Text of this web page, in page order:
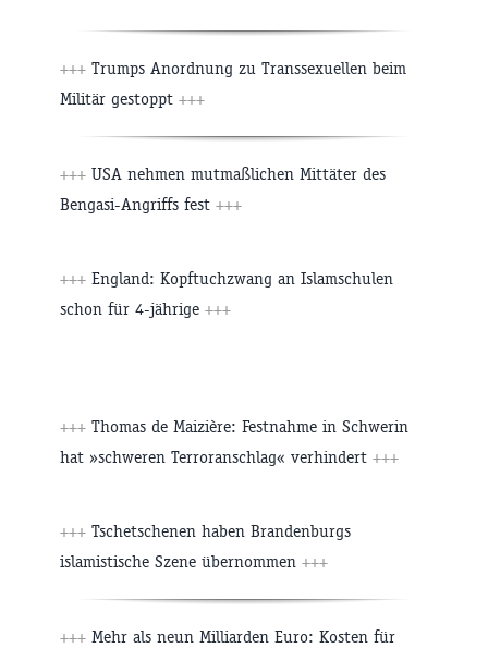
+++ Trumps Anordnung zu Transsexuellen beim
Militär gestoppt +++
+++ USA nehmen mutmaßlichen Mittäter des
Bengasi-Angriffs fest +++
+++ England: Kopftuchzwang an Islamschulen
schon für 4-jährige +++
+++ Thomas de Maizière: Festnahme in Schwerin
hat »schweren Terroranschlag« verhindert +++
+++ Tschetschenen haben Brandenburgs
islamistische Szene übernommen +++
+++ Mehr als neun Milliarden Euro: Kosten für